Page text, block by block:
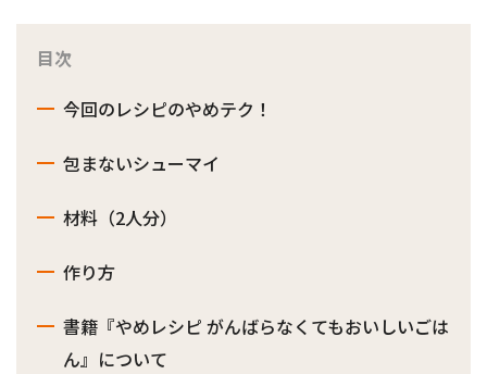
目次
今回のレシピのやめテク！
包まないシューマイ
材料（2人分）
作り方
書籍『やめレシピ がんばらなくてもおいしいごは
ん』について